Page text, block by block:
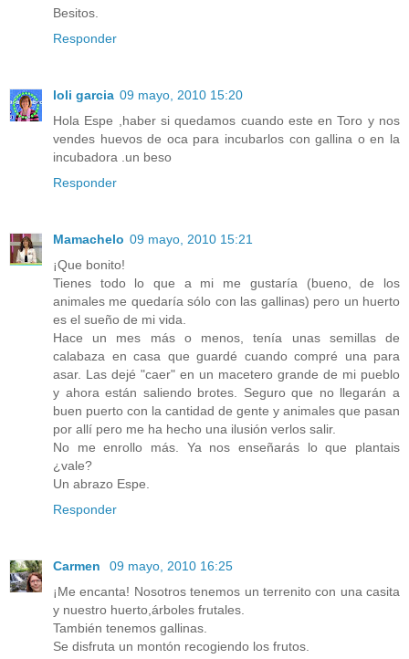
Besitos.
Responder
loli garcia 09 mayo, 2010 15:20
Hola Espe ,haber si quedamos cuando este en Toro y nos
vendes huevos de oca para incubarlos con gallina o en la
incubadora .un beso
Responder
Mamachelo 09 mayo, 2010 15:21
¡Que bonito!
Tienes todo lo que a mi me gustaría (bueno, de los
animales me quedaría sólo con las gallinas) pero un huerto
es el sueño de mi vida.
Hace un mes más o menos, tenía unas semillas de
calabaza en casa que guardé cuando compré una para
asar. Las dejé "caer" en un macetero grande de mi pueblo
y ahora están saliendo brotes. Seguro que no llegarán a
buen puerto con la cantidad de gente y animales que pasan
por allí pero me ha hecho una ilusión verlos salir.
No me enrollo más. Ya nos enseñarás lo que plantais
¿vale?
Un abrazo Espe.
Responder
Carmen
09 mayo, 2010 16:25
¡Me encanta! Nosotros tenemos un terrenito con una casita
y nuestro huerto,árboles frutales.
También tenemos gallinas.
Se disfruta un montón recogiendo los frutos.